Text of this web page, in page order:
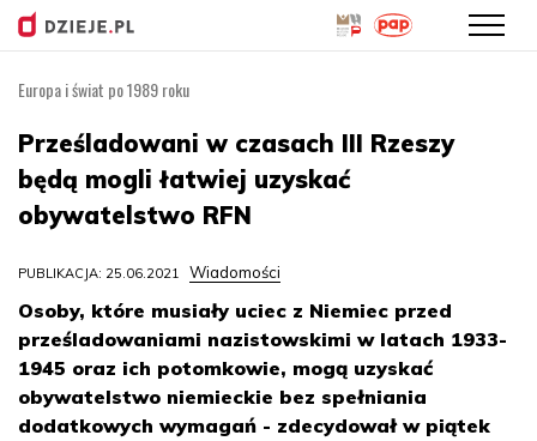
treści
Europa i świat po 1989 roku
Prześladowani w czasach III Rzeszy
będą mogli łatwiej uzyskać
obywatelstwo RFN
PUBLIKACJA: 25.06.2021 Wiadomości
Osoby, które musiały uciec z Niemiec przed
prześladowaniami nazistowskimi w latach 1933-
1945 oraz ich potomkowie, mogą uzyskać
obywatelstwo niemieckie bez spełniania
dodatkowych wymagań - zdecydował w piątek